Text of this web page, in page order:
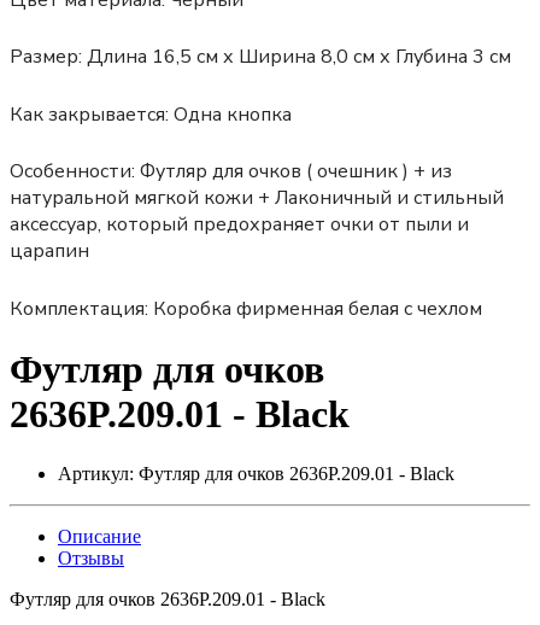
Размер: Длина 16,5 см х Ширина 8,0 см х Глубина 3 см
Как закрывается: Одна кнопка
Особенности: Футляр для очков ( очешник ) + из
натуральной мягкой кожи + Лаконичный и стильный
аксессуар, который предохраняет очки от пыли и
царапин
Комплектация: Коробка фирменная белая с чехлом
Футляр для очков
2636P.209.01 - Black
Артикул: Футляр для очков 2636P.209.01 - Black
Описание
Отзывы
Футляр для очков 2636P.209.01 - Black